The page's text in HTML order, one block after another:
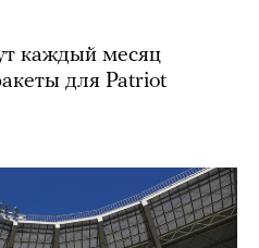
каждый месяц
для Patriot